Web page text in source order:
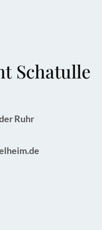
Schatulle
Ruhr